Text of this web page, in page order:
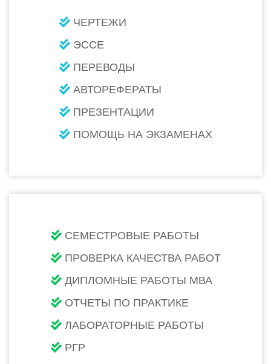
ЧЕРТЕЖИ
ЭССЕ
ПЕРЕВОДЫ
АВТОРЕФЕРАТЫ
ПРЕЗЕНТАЦИИ
ПОМОЩЬ НА ЭКЗАМЕНАХ
СЕМЕСТРОВЫЕ РАБОТЫ
ПРОВЕРКА КАЧЕСТВА РАБОТ
ДИПЛОМНЫЕ РАБОТЫ МВА
ОТЧЕТЫ ПО ПРАКТИКЕ
ЛАБОРАТОРНЫЕ РАБОТЫ
РГР